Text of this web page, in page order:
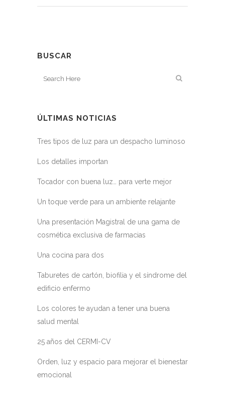
BUSCAR
ÚLTIMAS NOTICIAS
Tres tipos de luz para un despacho luminoso
Los detalles importan
Tocador con buena luz… para verte mejor
Un toque verde para un ambiente relajante
Una presentación Magistral de una gama de
cosmética exclusiva de farmacias
Una cocina para dos
Taburetes de cartón, biofilia y el síndrome del
edificio enfermo
Los colores te ayudan a tener una buena
salud mental
25 años del CERMI-CV
Orden, luz y espacio para mejorar el bienestar
emocional